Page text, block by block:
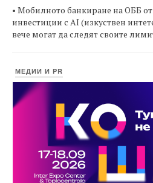
• Мобилното банкиране на ОББ
инвестиции с AI (изкуствен
вече могат да следят своите
МЕДИИ И PR